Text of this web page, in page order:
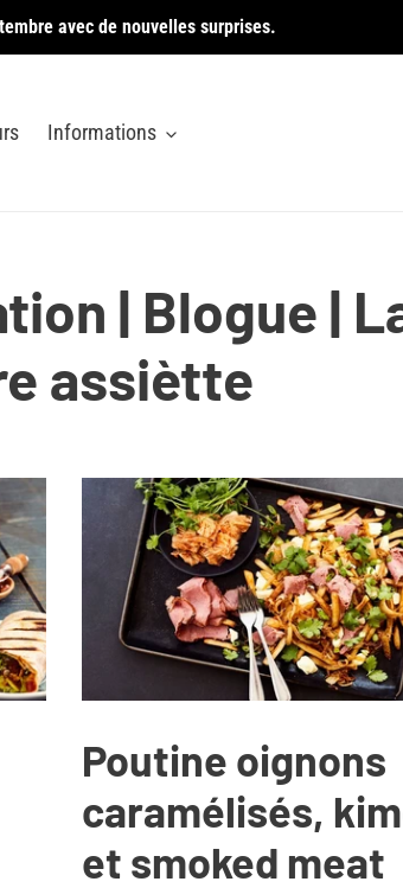
avec de nouvelles surprises.
Informations
| Blogue |
assiètte
Poutine oignons
caramélisés,
et smoked meat